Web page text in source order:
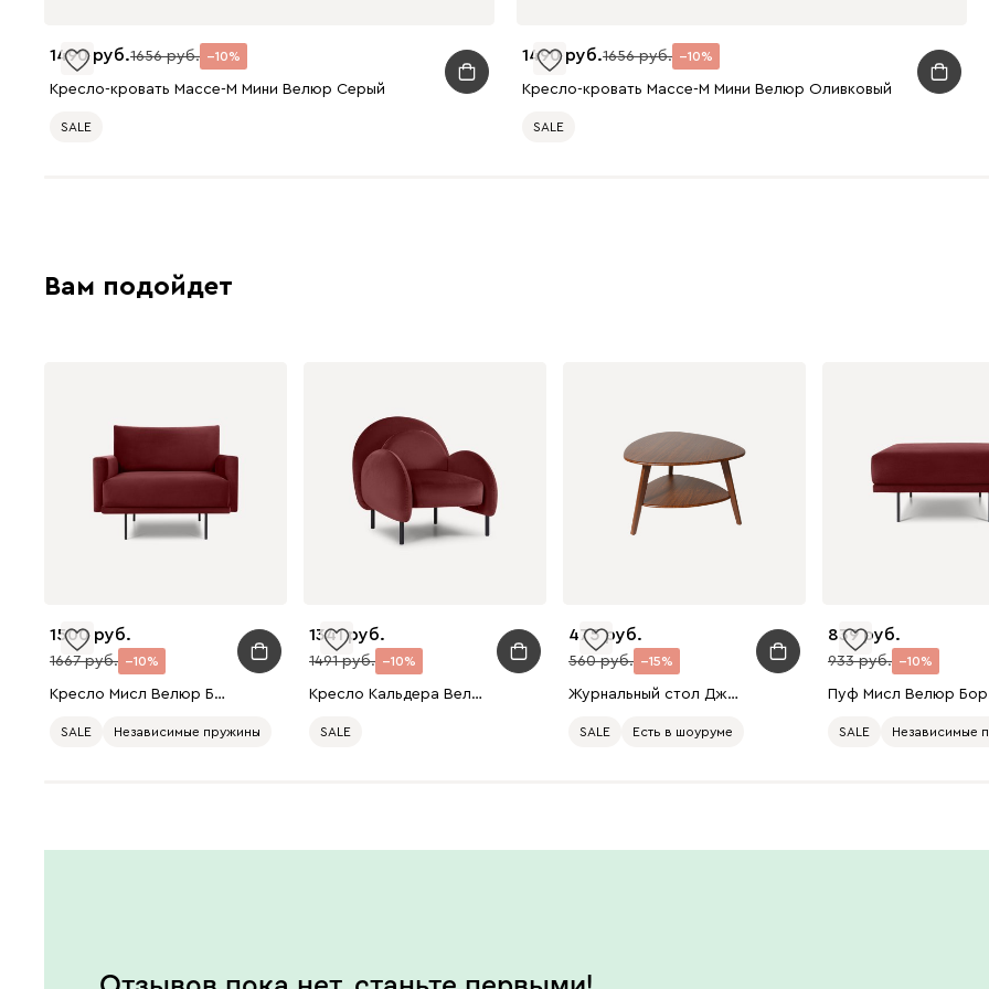
1490 1656 10
Кресло-кровать Массе-М Мини Велюр Серый
SALE
1490 1656 10
Кресло-кровать Массе-М Мини Велюр Оливковый
SALE
Вам подойдет
1500
1667 10
Кресло Мисл Велюр Бордовый
SALE Независимые пружины
1341
1491 10
Кресло Кальдера Велюр Бордовый
SALE
475
560 15
Журнальный стол Джексон Древесный темный
SALE Есть в шоуруме
839
933 10
SALE Независимые